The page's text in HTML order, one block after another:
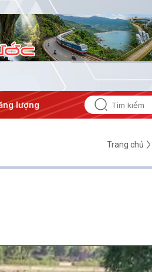
#Bảo vệ nền tảng tư tưởng của
Trang chủ